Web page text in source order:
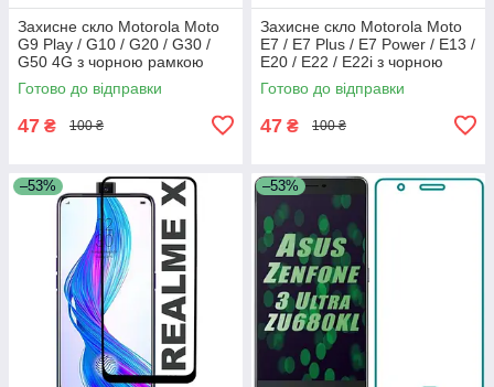
Захисне скло Motorola Moto
G9 Play / G10 / G20 / G30 /
G50 4G з чорною рамкою
Готово до відправки
47 ₴ 100 ₴
Захисне скло Motorola Moto
E7 / E7 Plus / E7 Power / E13 /
E20 / E22 / E22i з чорною
рамкою
Готово до відправки
47 ₴ 100 ₴
–53% –53%